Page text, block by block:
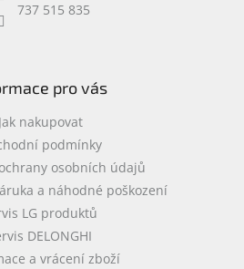
y
i
s
u
737 515 835
pro vás
Jak nakupovat
podmínky
osobních údajů
a náhodné poškození
LG produktů
DELONGHI
a vrácení zboží